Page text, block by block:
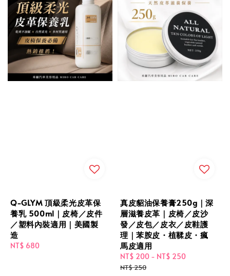
Q-GLYM 頂級柔光皮革保
養乳 500ml｜皮椅／皮件
／塑料內裝適用｜美國製
造
Regular
NT$ 680
真皮貂油保養膏250g｜深
層滋養皮革｜皮椅／皮沙
發／皮包／皮衣／皮鞋護
理｜苯胺皮・植鞣皮・瘋
馬皮適用
Sale
price
NT$ 200 - NT$ 250
NT$ 250